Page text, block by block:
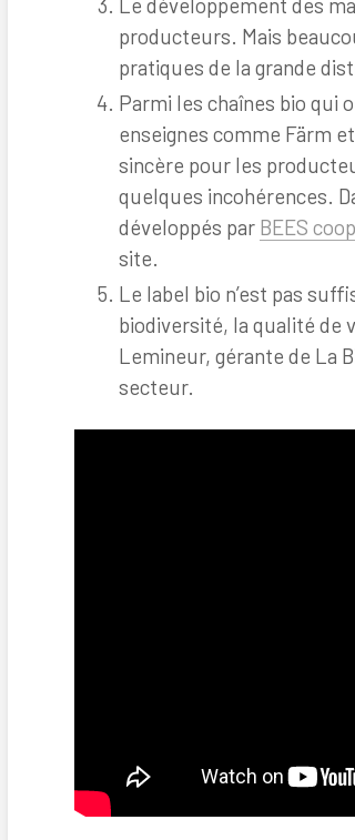
Le développement des
producteurs. Mais
pratiques de la grande
Parmi les chaînes bio qui
enseignes comme Färm
sincère pour les
quelques incohérences.
développés par BEES coop
site.
Le label bio n’est pas
biodiversité, la qualité de
Lemineur, gérante de La
secteur.